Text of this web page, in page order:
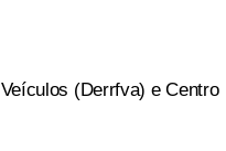
(Derrfva) e Centro